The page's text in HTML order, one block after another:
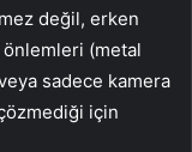
değil, erken
(metal
sadece kamera
için